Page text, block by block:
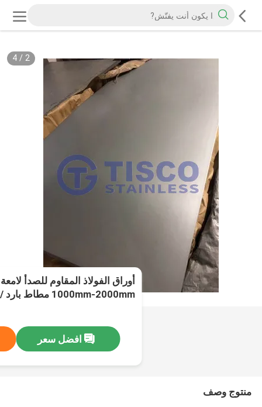
2
/
4
1000mm-2000mm مطاط بارد / ساخن
افضل سعر
منتوج وصف